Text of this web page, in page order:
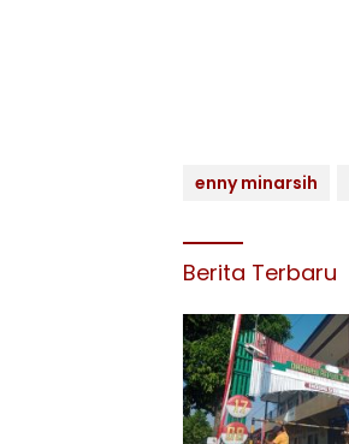
enny minarsih
Berita Terbaru